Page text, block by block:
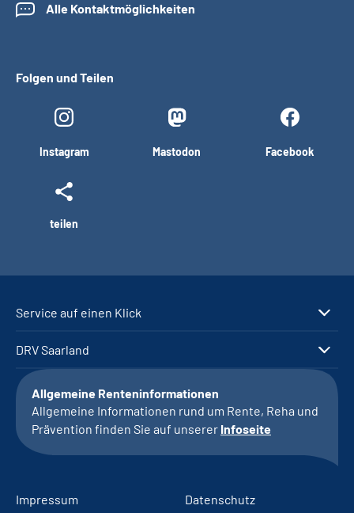
Alle Kontaktmöglichkeiten
Folgen und Teilen
Instagram Mastodon Facebook
teilen
Service auf einen Klick
DRV Saarland
Allgemeine Renteninformationen
Allgemeine Informationen rund um Rente, Reha und
Prävention finden Sie auf unserer Infoseite
Impressum Datenschutz